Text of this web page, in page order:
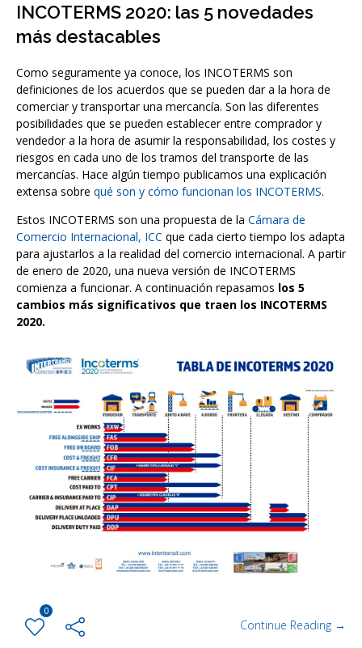
INCOTERMS 2020: las 5 novedades
más destacables
Como seguramente ya conoce, los INCOTERMS son
definiciones de los acuerdos que se pueden dar a la hora de
comerciar y transportar una mercancía. Son las diferentes
posibilidades que se pueden establecer entre comprador y
vendedor a la hora de asumir la responsabilidad, los costes y
riesgos en cada uno de los tramos del transporte de las
mercancías. Hace algún tiempo publicamos una explicación
extensa sobre qué son y cómo funcionan los INCOTERMS.
Estos INCOTERMS son una propuesta de la Cámara de
Comercio Internacional, ICC que cada cierto tiempo los adapta
para ajustarlos a la realidad del comercio internacional. A partir
de enero de 2020, una nueva versión de INCOTERMS
comienza a funcionar. A continuación repasamos los 5
cambios más significativos que traen los INCOTERMS
2020.
0
Continue Reading →